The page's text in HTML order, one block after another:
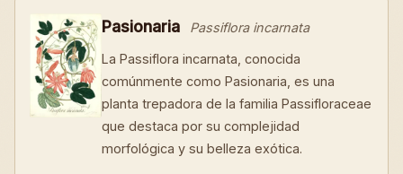
Pasionaria Passiflora incarnata
La Passiflora incarnata, conocida
comúnmente como Pasionaria, es una
planta trepadora de la familia Passifloraceae
que destaca por su complejidad
morfológica y su belleza exótica.